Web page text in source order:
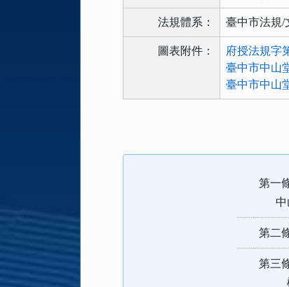
法規體系： 臺中市法規/
圖表附件：
府授法規字
臺中市中山
臺中市中山
功
第一
中
第二
第三
機